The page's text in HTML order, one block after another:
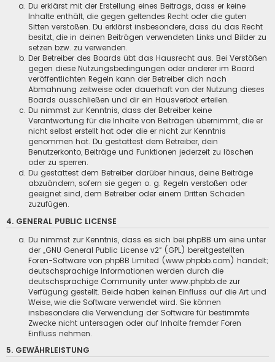
Du erklärst mit der Erstellung eines Beitrags, dass er keine
Inhalte enthält, die gegen geltendes Recht oder die guten
Sitten verstoßen. Du erklärst insbesondere, dass du das Recht
besitzt, die in deinen Beiträgen verwendeten Links und Bilder zu
setzen bzw. zu verwenden.
Der Betreiber des Boards übt das Hausrecht aus. Bei Verstößen
gegen diese Nutzungsbedingungen oder anderer im Board
veröffentlichten Regeln kann der Betreiber dich nach
Abmahnung zeitweise oder dauerhaft von der Nutzung dieses
Boards ausschließen und dir ein Hausverbot erteilen.
Du nimmst zur Kenntnis, dass der Betreiber keine
Verantwortung für die Inhalte von Beiträgen übernimmt, die er
nicht selbst erstellt hat oder die er nicht zur Kenntnis
genommen hat. Du gestattest dem Betreiber, dein
Benutzerkonto, Beiträge und Funktionen jederzeit zu löschen
oder zu sperren.
Du gestattest dem Betreiber darüber hinaus, deine Beiträge
abzuändern, sofern sie gegen o. g. Regeln verstoßen oder
geeignet sind, dem Betreiber oder einem Dritten Schaden
zuzufügen.
4. GENERAL PUBLIC LICENSE
Du nimmst zur Kenntnis, dass es sich bei phpBB um eine unter
der „GNU General Public License v2“ (GPL) bereitgestellten
Foren-Software von phpBB Limited (www.phpbb.com) handelt;
deutschsprachige Informationen werden durch die
deutschsprachige Community unter www.phpbb.de zur
Verfügung gestellt. Beide haben keinen Einfluss auf die Art und
Weise, wie die Software verwendet wird. Sie können
insbesondere die Verwendung der Software für bestimmte
Zwecke nicht untersagen oder auf Inhalte fremder Foren
Einfluss nehmen.
5. GEWÄHRLEISTUNG